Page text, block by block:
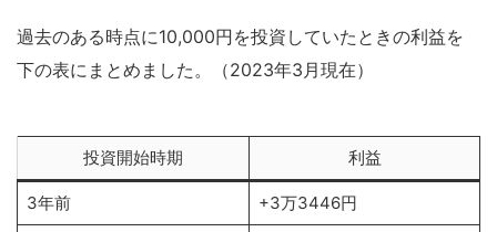
過去のある時点に10,000円を投資していたときの利益を
下の表にまとめました。（2023年3月現在）
投資開始時期 利益
3年前 +3万3446円